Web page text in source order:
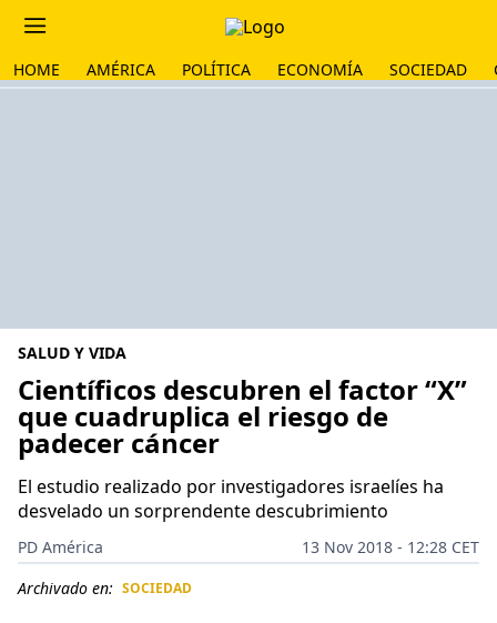
HOME AMÉRICA POLÍTICA ECONOMÍA SOCIEDAD
SALUD Y VIDA
Científicos descubren el factor “X”
que cuadruplica el riesgo de
padecer cáncer
El estudio realizado por investigadores israelíes ha
desvelado un sorprendente descubrimiento
PD América
13 Nov 2018 - 12:28 CET
Archivado en: SOCIEDAD